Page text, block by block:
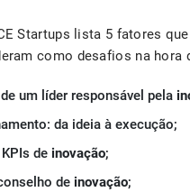
Startups lista 5 fatores
como desafios na hora
um líder responsável pela
da ideia à execução;
de inovação;
de inovação;